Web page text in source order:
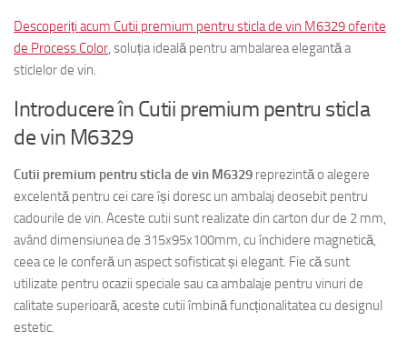
Descoperiți acum Cutii premium pentru sticla de vin M6329 oferite
de Process Color, soluția ideală pentru ambalarea elegantă a
sticlelor de vin.
Introducere în Cutii premium pentru sticla
de vin M6329
Cutii premium pentru sticla de vin M6329 reprezintă o alegere
excelentă pentru cei care își doresc un ambalaj deosebit pentru
cadourile de vin. Aceste cutii sunt realizate din carton dur de 2 mm,
având dimensiunea de 315x95x100mm, cu închidere magnetică,
ceea ce le conferă un aspect sofisticat și elegant. Fie că sunt
utilizate pentru ocazii speciale sau ca ambalaje pentru vinuri de
calitate superioară, aceste cutii îmbină funcționalitatea cu designul
estetic.